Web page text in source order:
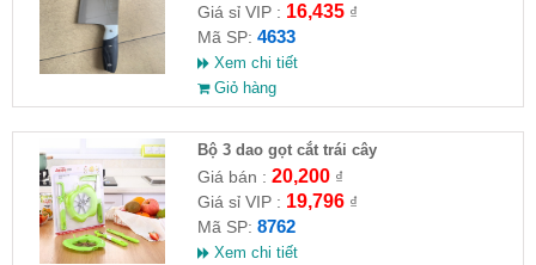
Giá sỉ VIP : 16,435₫
Mã SP: 4633
Xem chi tiết
Giỏ hàng
Bộ 3 dao gọt cắt trái cây
Giá bán : 20,200₫
Giá sỉ VIP : 19,796₫
Mã SP: 8762
Xem chi tiết